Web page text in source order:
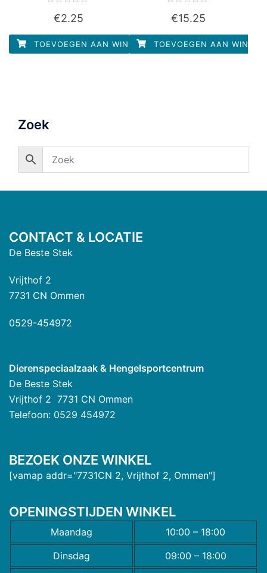
5
€2.25
TOEVOEGEN AAN WINKELWAGEN
5
€15.25
TOEVOEGEN AAN
Zoek
CONTACT & LOCATIE
De Beste Stek
Vrijthof 2
7731 CN Ommen
0529-454972
Dierenspeciaalzaak & Hengelsportcentrum
De Beste Stek
Vrijthof 2 7731 CN Ommen
Telefoon: 0529 454972
BEZOEK ONZE WINKEL
[vamap addr="7731CN 2, Vrijthof 2, Ommen"]
OPENINGSTIJDEN WINKEL
Maandag
10:00 – 18:00
Dinsdag
09:00 – 18:00